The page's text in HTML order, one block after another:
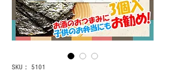
SKU： 5101